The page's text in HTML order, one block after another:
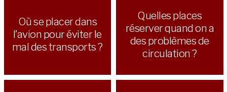
Où se placer dans
l’avion pour éviter le
mal des transports ?
Quelles places
réserver quand on a
des problèmes de
circulation ?